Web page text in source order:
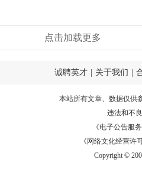
点击加载更多
诚聘英才 关于我们
本站所有文章、数据仅供
违法和不
《电子公告服务
《网络文化经营许
Copyright ©